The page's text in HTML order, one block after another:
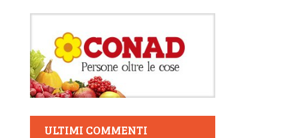
ULTIMI COMMENTI